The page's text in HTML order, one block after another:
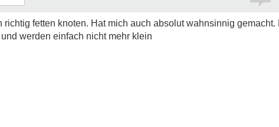
richtig fetten knoten. Hat mich auch absolut wahnsinnig
werden einfach nicht mehr klein